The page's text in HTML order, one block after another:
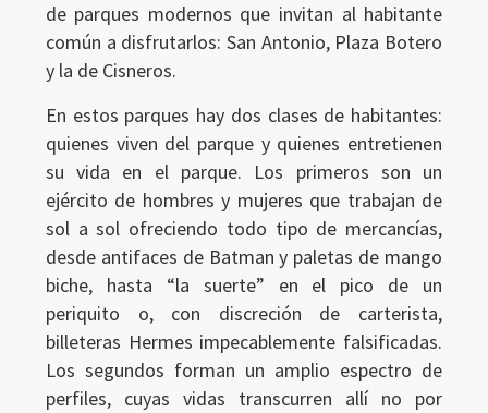
de parques modernos que invitan al habitante
común a disfrutarlos: San Antonio, Plaza Botero
y la de Cisneros.
En estos parques hay dos clases de habitantes:
quienes viven del parque y quienes entretienen
su vida en el parque. Los primeros son un
ejército de hombres y mujeres que trabajan de
sol a sol ofreciendo todo tipo de mercancías,
desde antifaces de Batman y paletas de mango
biche, hasta “la suerte” en el pico de un
periquito o, con discreción de carterista,
billeteras Hermes impecablemente falsificadas.
Los segundos forman un amplio espectro de
perfiles, cuyas vidas transcurren allí no por